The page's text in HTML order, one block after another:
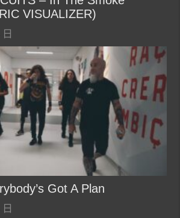
VISUALIZER)
Got A Plan